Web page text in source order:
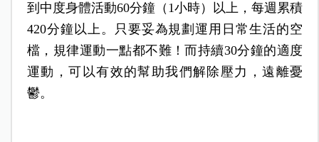
到中度身體活動60分鐘（1小時）以上，每週累積
420分鐘以上。只要妥為規劃運用日常生活的空
檔，規律運動一點都不難！而持續30分鐘的適度
運動，可以有效的幫助我們解除壓力，遠離憂
鬱。